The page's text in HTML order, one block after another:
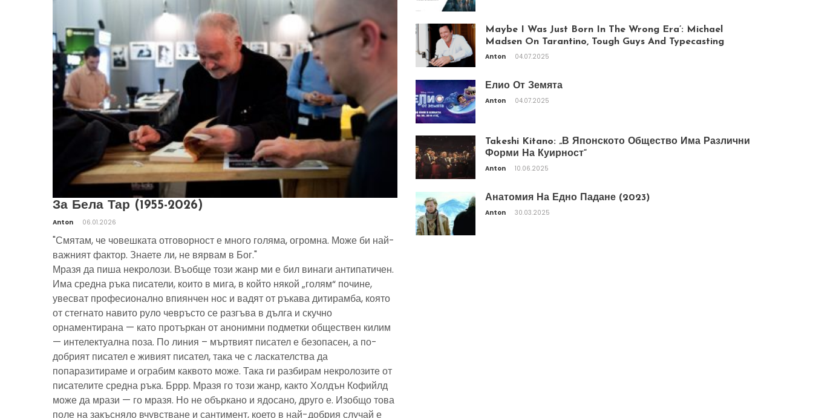
За Бела Тар (1955-2026)
Anton 06.01.2026
"Смятам, че човешката отговорност е много голяма, огромна. Може би най-
важният фактор. Знаете ли, не вярвам в Бог."
Мразя да пиша некролози. Въобще този жанр ми е бил винаги антипатичен.
Има средна ръка писатели, които в мига, в който някой „голям“ почине,
увесват професионално впиянчен нос и вадят от ръкава дитирамба, която
от стегнато навито руло чевръсто се разгъва в дълга и скучно
орнаментирана — като протъркан от анонимни подметки обществен килим
— интелектуална поза. По линия – мъртвият писател е безопасен, а по-
добрият писател е живият писател, така че с ласкателства да
попаразитираме и ограбим каквото може. Така ги разбирам некролозите от
писателите средна ръка. Бррр. Мразя го този жанр, както Холдън Кофийлд
може да мрази — го мразя. Но не объркано и ядосано, друго е. Изобщо това
поле на закъсняло вчувстване и сантимент, което в най-добрия случай е
Maybe I Was Just Born In The Wrong Era’: Michael
Madsen On Tarantino, Tough Guys And Typecasting
Anton 04.07.2025
Елио От Земята
Anton 04.07.2025
Takeshi Kitano: „В Японското Общество Има Различни
Форми На Куирност“
Anton 10.06.2025
Анатомия На Едно Падане (2023)
Anton 30.03.2025